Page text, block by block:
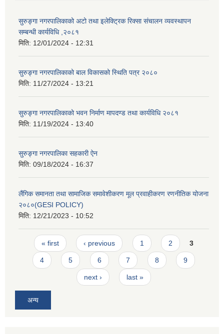
सुरुङ्गा नगरपालिकाको अटो तथा इलेक्ट्रिक रिक्सा संचालन व्यवस्थापन
सम्बन्धी कार्यविधि ,२०८१
मिति: 12/01/2024 - 12:31
सुरुङ्गा नगरपालिकाको बाल विकासको स्थिति पत्र २०८०
मिति: 11/27/2024 - 13:21
सुरुङ्गा नगरपालिकाको भवन निर्माण मापदण्ड तथा कार्यविधि २०८१
मिति: 11/19/2024 - 13:40
सुरुङ्गा नगरपालिका सहकारी ऐन
मिति: 09/18/2024 - 16:37
लैंगिक समानता तथा सामाजिक समावेशीकरण मूल प्रवाहीकरण रणनीतिक योजना
२०८०(GESI POLICY)
मिति: 12/21/2023 - 10:52
Pages
« first ‹ previous 1 2 3
4 5 6 7 8 9
next › last »
अन्य